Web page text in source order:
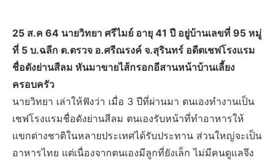
25 ส.ค 64 นายวิทยา ศรีไมย์ อายุ 41 ปี อยู่บ้านเลขที่ 95 หมู่
ที่ 5 บ.ฉลีก ต.ตรวจ อ.ศรีณรงค์ จ.สุรินทร์ อดีตเชฟโรงแรม
ชื่อดังย่านสีลม หันมาขายไส้กรอกอีสานหน้าบ้านเลี้ยง
ครอบครัว
นายวิทยา เล่าให้ฟังว่า เมื่อ 3 ปีที่ผ่านมา ตนเองทำงานเป็น
เชฟโรงแรมชื่อดังย่านสีลม ตนเองรับหน้าที่ทำอาหารให้
แขกต่างชาติในหลายประเทศได้รับประทาน ส่วนใหญ่จะเป็น
อาหารไทย แต่เนื่องจากตนเองมีลูกที่ยังเล็ก ไม่มีคนดูแลจึง